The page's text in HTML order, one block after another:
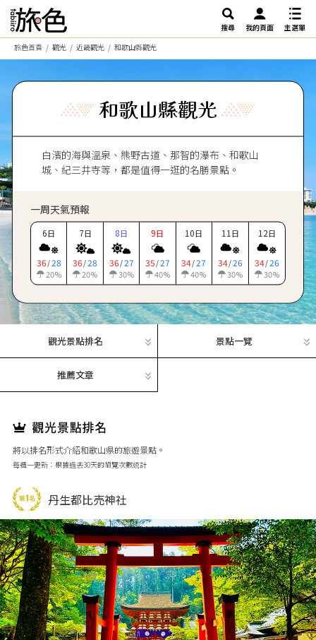
搜尋 我的頁面
主選單
旅色首頁
觀光 近畿觀光 和歌山縣觀光
和歌山縣觀光
白濱的海與溫泉、熊野古道、那智的瀑布、和歌山
城、紀三井寺等，都是值得一逛的名勝景點。
一周天氣預報
6日
36 /28
20%
7日
36 /28
20%
8日
36 /27
30%
9日
35 /27
40%
10日
34/27
40%
11 日
34/26
30%
12日
34/26
30%
觀光景點排名 景點一覽
推薦文章
將以排名形式介紹和歌山県的旅遊景點。
每週一更新：根據過去30天的瀏覽次數統計
丹生都比売神社